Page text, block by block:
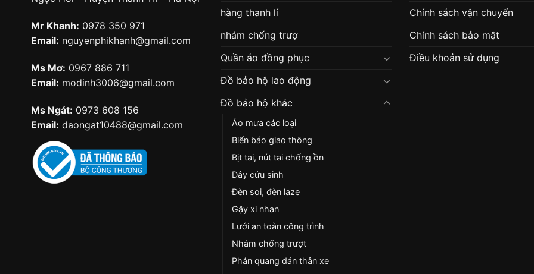
Mr Khanh: 0978 350 971
Email: nguyenphikhanh@gmail.com
Ms Mơ: 0967 886 711
Email: modinh3006@gmail.com
Ms Ngát: 0973 608 156
Email: daongat10488@gmail.com
hàng thanh lí
nhám chống trượ
Quần áo đồng phục
Đồ bảo hộ lao động
Đồ bảo hộ khác
Áo mưa các loại
Biển báo giao thông
Bịt tai, nút tai chống ồn
Dây cứu sinh
Đèn soi, đèn laze
Gậy xi nhan
Lưới an toàn công trình
Nhám chống trượt
Phản quang dán thân xe
Chính sách vận chuyển
Chính sách bảo mật
Điều khoản sử dụng